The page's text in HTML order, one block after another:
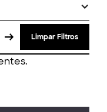
Limpar Filtros